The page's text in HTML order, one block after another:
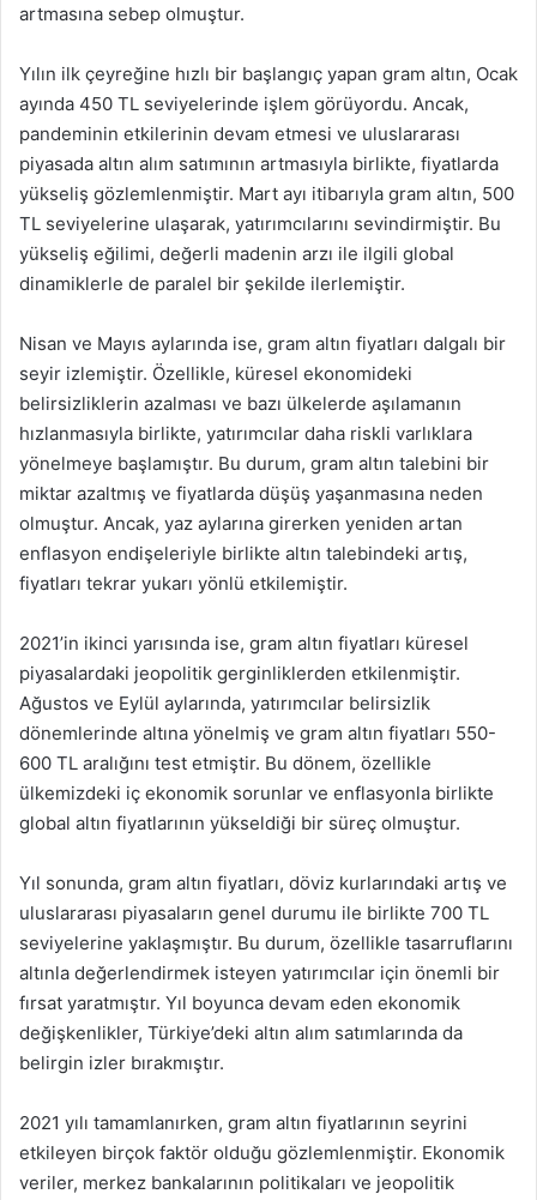
artmasına sebep olmuştur.
Yılın ilk çeyreğine hızlı bir başlangıç yapan gram altın, Ocak
ayında 450 TL seviyelerinde işlem görüyordu. Ancak,
pandeminin etkilerinin devam etmesi ve uluslararası
piyasada altın alım satımının artmasıyla birlikte, fiyatlarda
yükseliş gözlemlenmiştir. Mart ayı itibarıyla gram altın, 500
TL seviyelerine ulaşarak, yatırımcılarını sevindirmiştir. Bu
yükseliş eğilimi, değerli madenin arzı ile ilgili global
dinamiklerle de paralel bir şekilde ilerlemiştir.
Nisan ve Mayıs aylarında ise, gram altın fiyatları dalgalı bir
seyir izlemiştir. Özellikle, küresel ekonomideki
belirsizliklerin azalması ve bazı ülkelerde aşılamanın
hızlanmasıyla birlikte, yatırımcılar daha riskli varlıklara
yönelmeye başlamıştır. Bu durum, gram altın talebini bir
miktar azaltmış ve fiyatlarda düşüş yaşanmasına neden
olmuştur. Ancak, yaz aylarına girerken yeniden artan
enflasyon endişeleriyle birlikte altın talebindeki artış,
fiyatları tekrar yukarı yönlü etkilemiştir.
2021’in ikinci yarısında ise, gram altın fiyatları küresel
piyasalardaki jeopolitik gerginliklerden etkilenmiştir.
Ağustos ve Eylül aylarında, yatırımcılar belirsizlik
dönemlerinde altına yönelmiş ve gram altın fiyatları 550-
600 TL aralığını test etmiştir. Bu dönem, özellikle
ülkemizdeki iç ekonomik sorunlar ve enflasyonla birlikte
global altın fiyatlarının yükseldiği bir süreç olmuştur.
Yıl sonunda, gram altın fiyatları, döviz kurlarındaki artış ve
uluslararası piyasaların genel durumu ile birlikte 700 TL
seviyelerine yaklaşmıştır. Bu durum, özellikle tasarruflarını
altınla değerlendirmek isteyen yatırımcılar için önemli bir
fırsat yaratmıştır. Yıl boyunca devam eden ekonomik
değişkenlikler, Türkiye’deki altın alım satımlarında da
belirgin izler bırakmıştır.
2021 yılı tamamlanırken, gram altın fiyatlarının seyrini
etkileyen birçok faktör olduğu gözlemlenmiştir. Ekonomik
veriler, merkez bankalarının politikaları ve jeopolitik